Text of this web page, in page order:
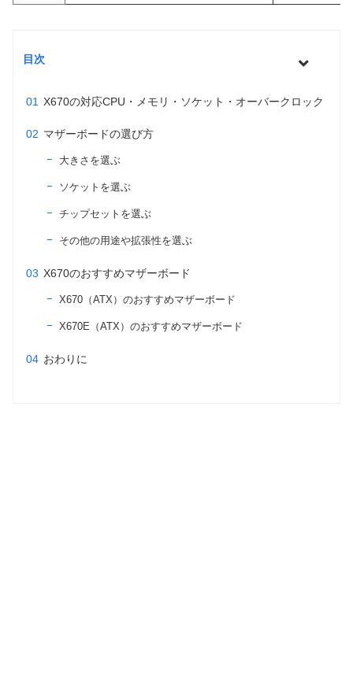
目次
X670の対応CPU・メモリ・ソケット・オーバークロック
マザーボードの選び方
大きさを選ぶ
ソケットを選ぶ
チップセットを選ぶ
その他の用途や拡張性を選ぶ
X670のおすすめマザーボード
X670（ATX）のおすすめマザーボード
X670E（ATX）のおすすめマザーボード
おわりに